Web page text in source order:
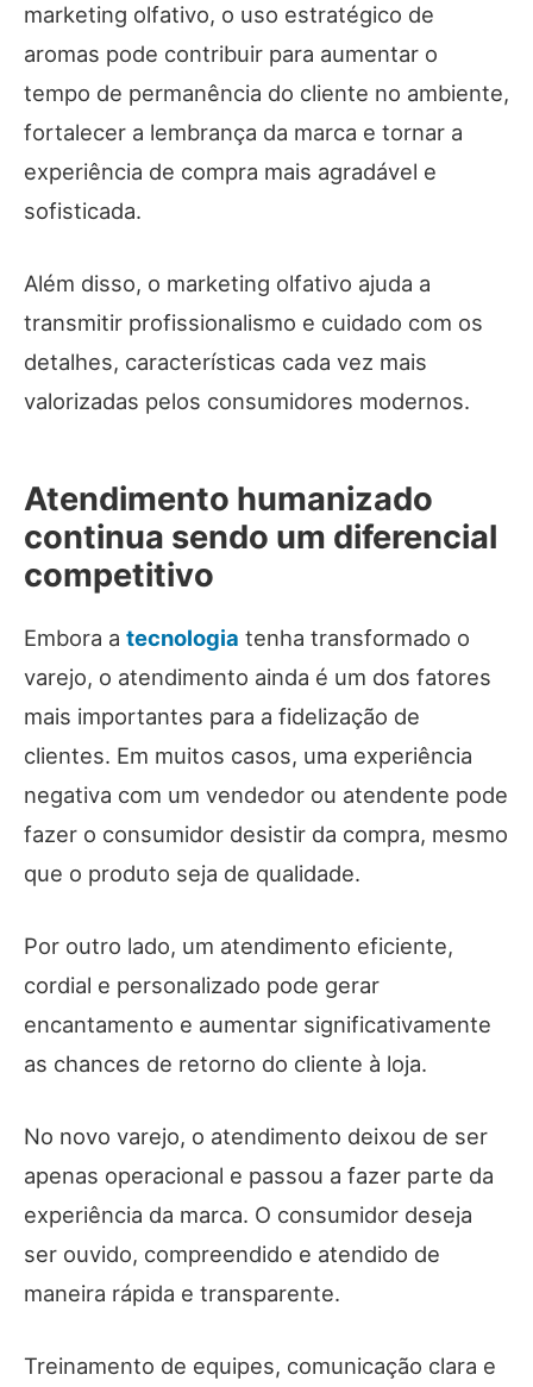
marketing olfativo, o uso estratégico de
aromas pode contribuir para aumentar o
tempo de permanência do cliente no ambiente,
fortalecer a lembrança da marca e tornar a
experiência de compra mais agradável e
sofisticada.
Além disso, o marketing olfativo ajuda a
transmitir profissionalismo e cuidado com os
detalhes, características cada vez mais
valorizadas pelos consumidores modernos.
Atendimento humanizado
continua sendo um diferencial
competitivo
Embora a tecnologia tenha transformado o
varejo, o atendimento ainda é um dos fatores
mais importantes para a fidelização de
clientes. Em muitos casos, uma experiência
negativa com um vendedor ou atendente pode
fazer o consumidor desistir da compra, mesmo
que o produto seja de qualidade.
Por outro lado, um atendimento eficiente,
cordial e personalizado pode gerar
encantamento e aumentar significativamente
as chances de retorno do cliente à loja.
No novo varejo, o atendimento deixou de ser
apenas operacional e passou a fazer parte da
experiência da marca. O consumidor deseja
ser ouvido, compreendido e atendido de
maneira rápida e transparente.
Treinamento de equipes, comunicação clara e